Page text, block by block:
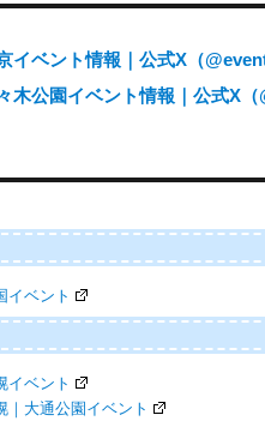
イベント情報｜公式X（
木公園イベント情報｜公式X（
イベント
イベント
｜大通公園イベント